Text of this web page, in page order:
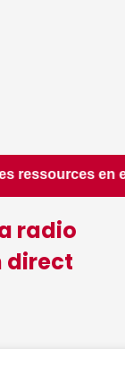
radio
direct